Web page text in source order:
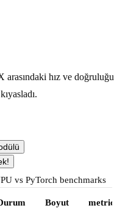
hız ve doğruluğu
Boyut
metrics/